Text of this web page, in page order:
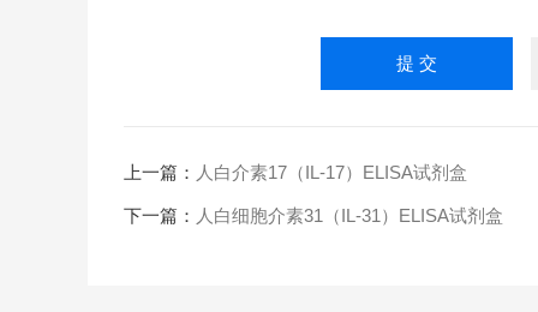
上一篇： 人白介素17（IL-17）ELISA试剂盒
下一篇： 人白细胞介素31（IL-31）ELISA试剂盒